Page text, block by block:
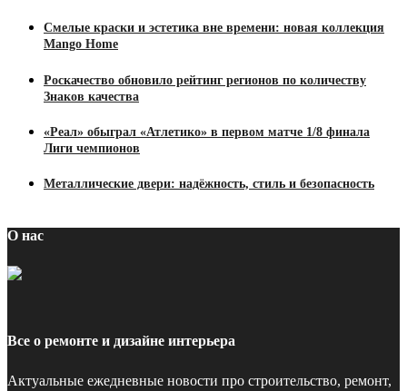
Смелые краски и эстетика вне времени: новая коллекция
Mango Home
Роскачество обновило рейтинг регионов по количеству
Знаков качества
«Реал» обыграл «Атлетико» в первом матче 1/8 финала
Лиги чемпионов
Металлические двери: надёжность, стиль и безопасность
О нас
Все о ремонте и дизайне интерьера
Актуальные ежедневные новости про строительство, ремонт,